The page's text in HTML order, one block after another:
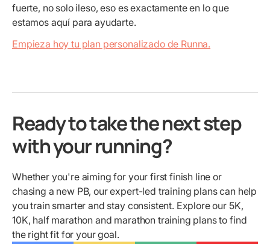
fuerte, no solo ileso, eso es exactamente en lo que
estamos aquí para ayudarte.
Empieza hoy tu plan personalizado de Runna.
Ready to take the next step
with your running?
Whether you're aiming for your first finish line or
chasing a new PB, our expert-led training plans can help
you train smarter and stay consistent. Explore our 5K,
10K, half marathon and marathon training plans to find
the right fit for your goal.